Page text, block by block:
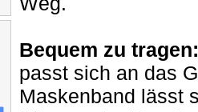
Bequem zu tragen:
passt sich an das
Maskenband lässt